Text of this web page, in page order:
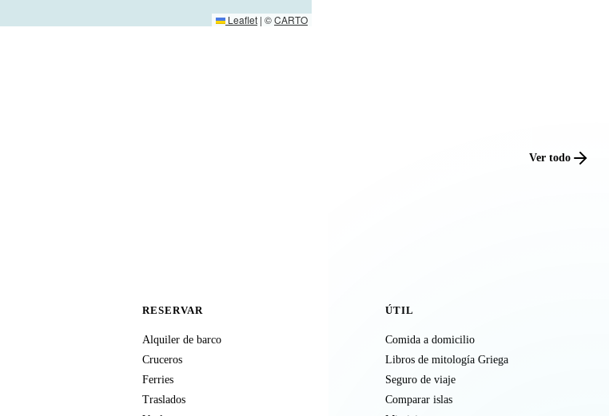
Leaflet | ©CARTO
Ver todo
RESERVAR
Alquiler de barco
Cruceros
Ferries
Traslados
ÚTIL
Comida a domicilio
Libros de mitología Griega
Seguro de viaje
Comparar islas